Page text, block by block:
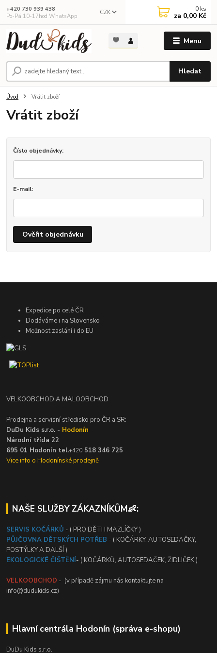
Menu
CZK
Hledat
+420 730 939 438
Po-Pá 10-17hod WhatsApp
0 ks
za 0,00 Kč
Úvod Vrátit zboží
Vrátit zboží
Číslo objednávky:
E-mail:
Ověřit objednávku
Expedice po celé ČR
Dodáváme i na Slovensko
Možnost zaslání i do EU
VELKOOBCHOD A MALOOBCHOD
Prodejna a servisní středisko pro ČR a SR:
DuDu Kids s.r.o. - Hodonín
Národní třída 22
695 01 Hodonín tel.+420 518 346 725
Vice info o Hodonínské prodejně
NAŠE SLUŽBY ZÁKAZNÍKŮM👶:
SERVIS KOČÁRKŮ - ( PRO DĚTI I MAZLÍČKY )
PŮJČOVNA DĚTSKÝCH POTŘEB - ( KOČÁRKY, AUTOSEDAČKY,
POSTÝLKY A DALŠÍ )
EKOLOGICKÉ ČIŠTĚNÍ- ( KOČÁRKŮ, AUTOSEDAČEK, ŽIDLIČEK )
VELKOOBCHOD - (v případě zájmu nás kontaktujte na
info@dudukids.cz)
Hlavní centrála Hodonín (správa e-shopu)
DuDu Kids s.r.o.